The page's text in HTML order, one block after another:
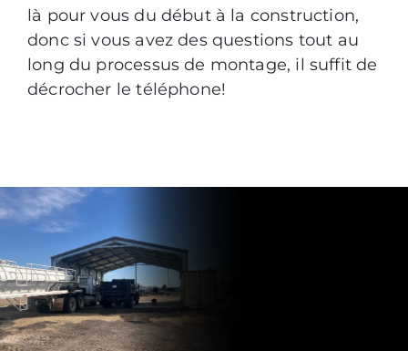
là pour vous du début à la construction,
donc si vous avez des questions tout au
long du processus de montage, il suffit de
décrocher le téléphone!